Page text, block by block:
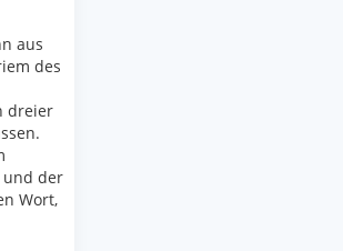
aus
des
dreier
und der
Wort,